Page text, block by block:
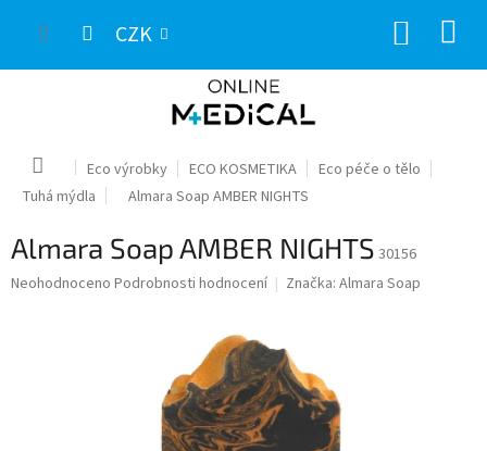
CZK
Domů Eco výrobky ECO KOSMETIKA
Eco péče o tělo
Tuhá mýdla
Almara Soap AMBER NIGHTS
Almara Soap AMBER NIGHTS 30156
Průměrné
Neohodnoceno Podrobnosti hodnocení Značka: Almara Soap